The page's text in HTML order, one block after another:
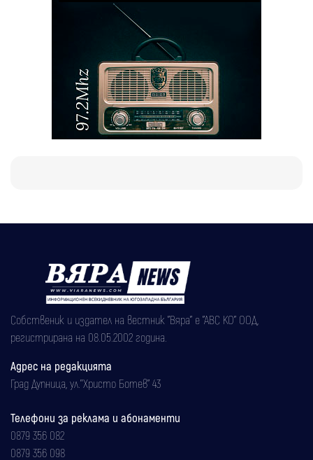
Собственик и издател на вестник "Вяра" е "АВС КО" ООД,
регистрирана на 08.05.2002 година.
Адрес на редакцията
Град Дупница, ул.''Христо Ботев" 43
Телефони за реклама и абонаменти
0879 356 082
0879 356 098